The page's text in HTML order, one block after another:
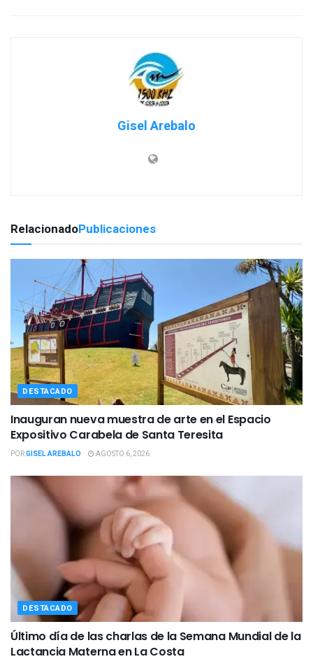
Gisel Arebalo
RelacionadoPublicaciones
DESTACADO
Inauguran nueva muestra de arte en el Espacio
Expositivo Carabela de Santa Teresita
PORGISEL AREBALO AGOSTO 6, 2026
DESTACADO
Último día de las charlas de la Semana Mundial de la
Lactancia Materna en La Costa